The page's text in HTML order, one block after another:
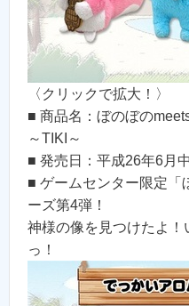
〈クリックで拡大！〉
■ 商品名：ぼのぼの
～TIKI～
■ 発売日：平成26年6月
■ ゲームセンター限定「
ーズ第4弾！
神様の像を見つけたよ
っ！